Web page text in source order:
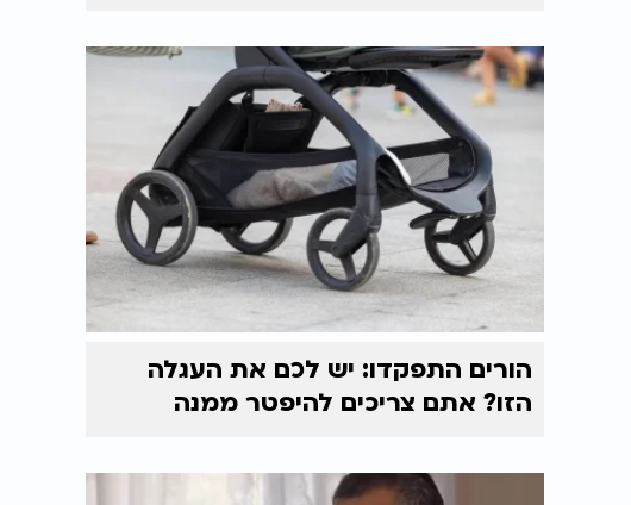
הורים התפקדו: יש לכם את העגלה
הזו? אתם צריכים להיפטר ממנה